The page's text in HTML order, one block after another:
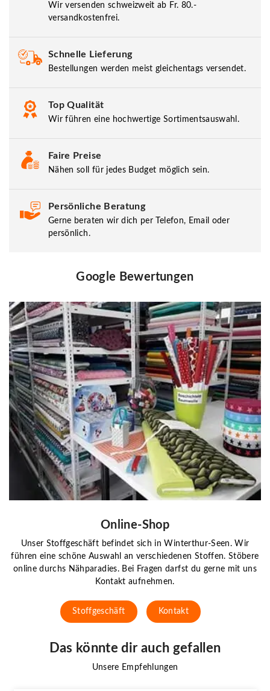
Wir versenden schweizweit ab Fr. 80.-
versandkostenfrei.
Schnelle Lieferung
Bestellungen werden meist gleichentags versendet.
Top Qualität
Wir führen eine hochwertige Sortimentsauswahl.
Faire Preise
Nähen soll für jedes Budget möglich sein.
Persönliche Beratung
Gerne beraten wir dich per Telefon, Email oder
persönlich.
Google Bewertungen
Online-Shop
Unser Stoffgeschäft befindet sich in Winterthur-Seen. Wir
führen eine schöne Auswahl an verschiedenen Stoffen. Stöbere
online durchs Nähparadies. Bei Fragen darfst du gerne mit uns
Kontakt aufnehmen.
Stoffgeschäft Kontakt
Das könnte dir auch gefallen
Unsere Empfehlungen